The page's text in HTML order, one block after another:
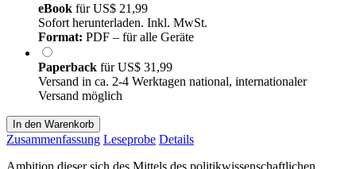
eBook fürUS$ 21,99
Sofort herunterladen. Inkl. MwSt.
Format: PDF – für alle Geräte
Paperback fürUS$ 31,99
Versand in ca. 2-4 Werktagen national, internationaler
Versand möglich
In den Warenkorb
Zusammenfassung Leseprobe Details
Ambition dieser sich des Mittels des politikwissenschaftlichen